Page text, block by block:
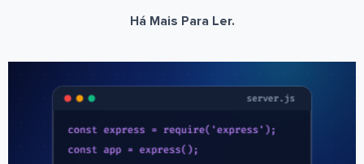
Há Mais Para Ler.